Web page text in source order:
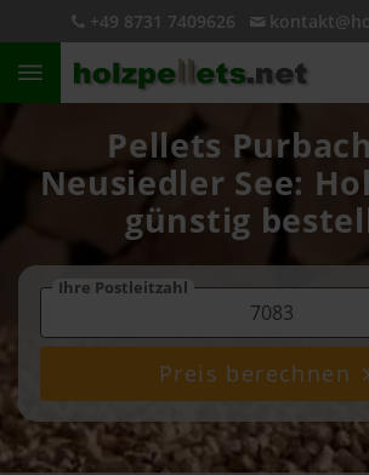
+49 8731 7409626
Pellets
Neusiedler See:
günstig
Ihre Postleitzahl
Preis berechnen